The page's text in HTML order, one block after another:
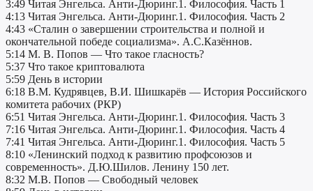
3:49 Читая Энгельса. Анти-Дюринг.1. Философия. Часть 1
4:13 Читая Энгельса. Анти-Дюринг.1. Философия. Часть 2
4:43 «Сталин о завершении строительства и полной и
окончательной победе социализма». А.С.Казённов.
5:14 М. В. Попов — Что такое гласность?
5:37 Что такое криптовалюта
5:59 День в истории
6:18 В.М. Кудрявцев, В.И. Шишкарёв — История Российского
комитета рабочих (РКР)
6:51 Читая Энгельса. Анти-Дюринг.1. Философия. Часть 3
7:16 Читая Энгельса. Анти-Дюринг.1. Философия. Часть 4
7:41 Читая Энгельса. Анти-Дюринг.1. Философия. Часть 5
8:10 «Ленинский подход к развитию профсоюзов и
современность». Д.Ю.Шилов. Ленину 150 лет.
8:32 М.В. Попов — Свободный человек